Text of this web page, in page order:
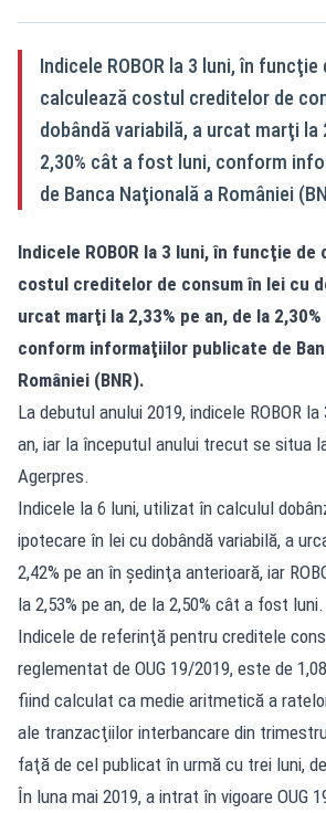
Indicele ROBOR la 3 luni, în funcţie
calculează costul creditelor de
dobândă variabilă, a urcat marţi la
2,30% cât a fost luni, conform
de Banca Naţională a României
Indicele ROBOR la 3 luni, în funcţie de
costul creditelor de consum în lei cu
urcat marţi la 2,33% pe an, de la
conform informaţiilor publicate de
României (BNR).
La debutul anului 2019, indicele ROBOR la
an, iar la începutul anului trecut se situa
Agerpres.
Indicele la 6 luni, utilizat în calculul
ipotecare în lei cu dobândă variabilă, a
2,42% pe an în şedinţa anterioară, iar
la 2,53% pe an, de la 2,50% cât a fost luni.
Indicele de referinţă pentru creditele
reglementat de OUG 19/2019, este de
fiind calculat ca medie aritmetică a
ale tranzacţiilor interbancare din
faţă de cel publicat în urmă cu trei luni, de
În luna mai 2019, a intrat în vigoare OUG